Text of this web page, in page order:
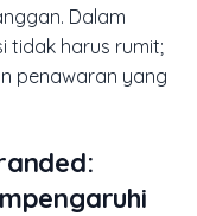
Dalam
tidak harus rumit;
penawaran yang